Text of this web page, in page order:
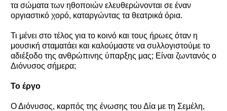
τα σώματα των ηθοποιών ελευθερώνονται σε έναν
οργιαστικό χορό, καταργώντας τα θεατρικά όρια.
Τι μένει στο τέλος για το κοινό και τους ήρωες όταν η
μουσική σταματάει και καλούμαστε να συλλογιστούμε το
αδιέξοδο της ανθρώπινης ύπαρξης μας; Είναι ζωντανός ο
Διόνυσος σήμερα;
Το έργο
Ο Διόνυσος, καρπός της ένωσης του Δία με τη Σεμέλη,